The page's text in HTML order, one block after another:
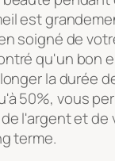
est
soigné de
qu'un bon
la durée
50%, vous
l'argent et de
terme.